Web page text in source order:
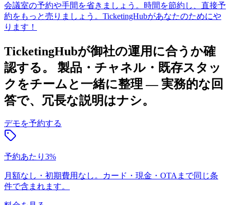
会議室の予約や手間を省きましょう。時間を節約し、直接予
約をもっと売りましょう。TicketingHubがあなたのためにや
ります！
TicketingHubが御社の運用に合うか確
認する。
製品・チャネル・既存スタッ
クをチームと一緒に整理 — 実務的な回
答で、冗長な説明はナシ。
デモを予約する
予約あたり3%
月額なし・初期費用なし。カード・現金・OTAまで同じ条
件で含まれます。